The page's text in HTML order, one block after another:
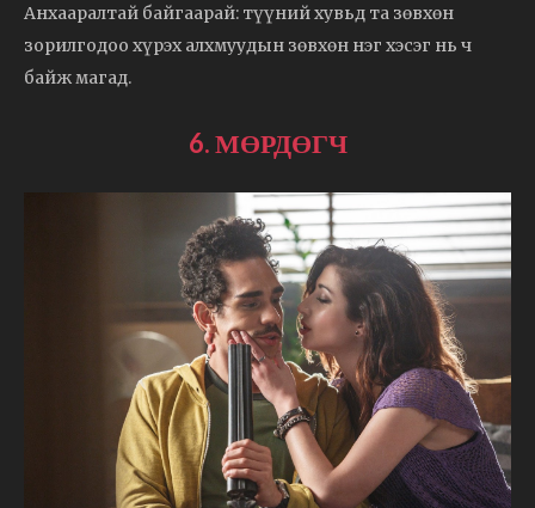
Анхааралтай байгаарай: түүний хувьд та зөвхөн
зорилгодоо хүрэх алхмуудын зөвхөн нэг хэсэг нь ч
байж магад.
6. МӨРДӨГЧ